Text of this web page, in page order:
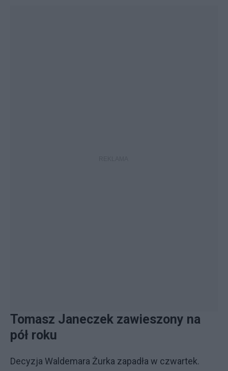
Tomasz Janeczek zawieszony na
pół roku
Decyzja Waldemara Żurka zapadła w czwartek.